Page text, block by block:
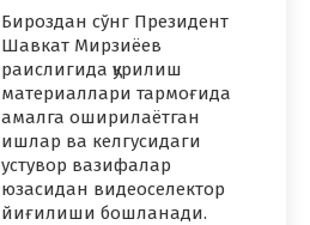
Бироздан сўнг Президент
Шавкат Мирзиёев
раислигида қурилиш
материаллари тармоғида
амалга оширилаётган
ишлар ва келгусидаги
устувор вазифалар
юзасидан видеоселектор
йиғилиши бошланади.